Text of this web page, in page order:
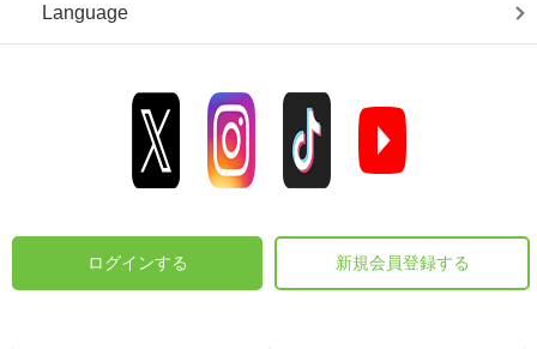
Language
ログインする 新規会員登録する